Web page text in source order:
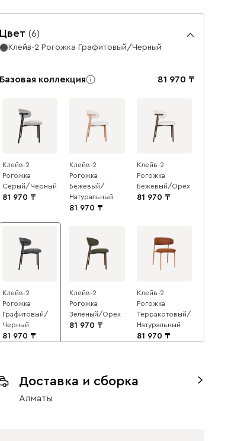
Цвет (6)
Клейв-2 Рогожка Графитовый/Черный
Базовая коллекция 81 970
Клейв-2
Рогожка
Серый/Черный
81 970
Клейв-2
Рогожка
Бежевый/
Натуральный
81 970
Клейв-2
Рогожка
Бежевый/Орех
81 970
Клейв-2
Рогожка
Графитовый/
Черный
81 970
Клейв-2
Рогожка
Зеленый/Орех
81 970
Клейв-2
Рогожка
Терракотовый/
Натуральный
81 970
Доставка и сборка
Алматы